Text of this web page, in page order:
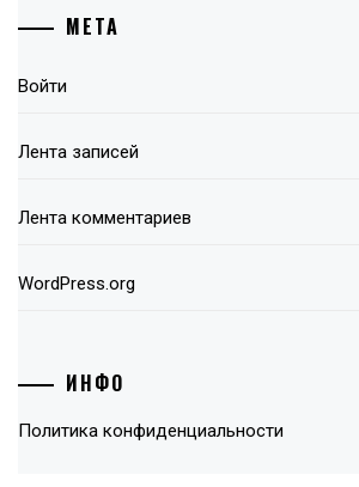
МЕТА
Войти
Лента записей
Лента комментариев
WordPress.org
ИНФО
Политика конфиденциальности